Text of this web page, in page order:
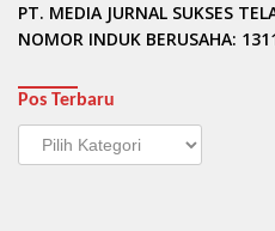
PT. MEDIA JURNAL SUKSES
NOMOR INDUK BERUSAHA:
Pos Terbaru
Pos
Terbaru